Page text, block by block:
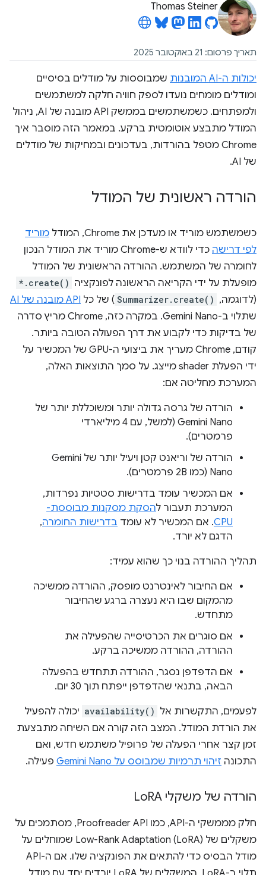
Thomas Steiner
תאריך פרסום: 21 באוקטובר 2025
יכולות ה-AI המובנות
שמבוססות על מודלים בסיסיים
ומודלים מומחים נועדו לספק חוויה חלקה למשתמשים
ולמפתחים. כשמשתמשים בממשק API מובנה של AI, ניהול
המודל מתבצע אוטומטית ברקע. במאמר הזה מוסבר איך
Chrome מטפל בהורדות, בעדכונים ובמחיקות של מודלים
של AI.
הורדה ראשונית של המודל
כשמשתמש מוריד או מעדכן את Chrome, המודל
מוריד
לפי דרישה
כדי לוודא ש-Chrome מוריד את המודל הנכון
לחומרה של המשתמש. ההורדה הראשונית של המודל
מופעלת על ידי הקריאה הראשונה לפונקציה *.create()
(לדוגמה, Summarizer.create() ) של כל API מובנה של AI
שתלוי ב-Gemini Nano. במקרה כזה, Chrome מריץ סדרה
של בדיקות כדי לקבוע את דרך הפעולה הטובה ביותר.
קודם, Chrome מעריך את ביצועי ה-GPU של המכשיר על
ידי הפעלת shader מייצג. על סמך התוצאות האלה,
המערכת מחליטה אם:
הורדה של גרסה גדולה יותר ומשוכללת יותר של
Gemini Nano (למשל, עם 4 מיליארדי
פרמטרים).
הורדה של וריאנט קטן ויעיל יותר של Gemini
Nano (כמו 2B פרמטרים).
אם המכשיר עומד בדרישות סטטיות נפרדות,
המערכת תעבור להסקת מסקנות מבוססת-
CPU. אם המכשיר לא עומד בדרישות החומרה,
הדגם לא יורד.
תהליך ההורדה בנוי כך שהוא עמיד:
אם החיבור לאינטרנט מופסק, ההורדה ממשיכה
מהמקום שבו היא נעצרה ברגע שהחיבור
מתחדש.
אם סוגרים את הכרטיסייה שהפעילה את
ההורדה, ההורדה ממשיכה ברקע.
אם הדפדפן נסגר, ההורדה תתחדש בהפעלה
הבאה, בתנאי שהדפדפן ייפתח תוך 30 יום.
לפעמים, התקשרות אל availability() יכולה להפעיל
את הורדת המודל. המצב הזה קורה אם השיחה מתבצעת
זמן קצר אחרי הפעלה של פרופיל משתמש חדש, ואם
התכונה זיהוי תרמיות שמבוסס על Gemini Nano פעילה.
הורדה של משקלי Lo RA
חלק מממשקי ה-API, כמו Proofreader API, מסתמכים על
משקלים של Low-Rank Adaptation (LoRA)‎ שמוחלים על
מודל הבסיס כדי להתאים את הפונקציה שלו. אם ה-API